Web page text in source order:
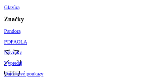
Glazúra
Značky
Pandora
PDPAOLA
Novinky
Výpredaj
Darčekové poukazy